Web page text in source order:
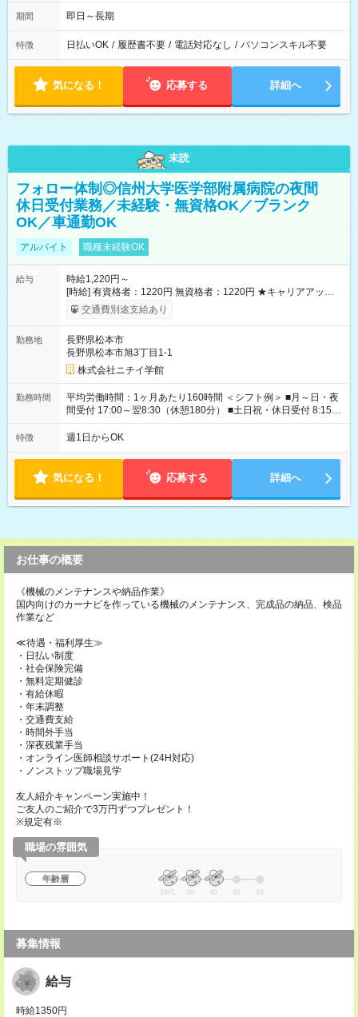
期間 即日～長期
特徴 日払いOK / 履歴書不要 / 電話対応なし / パソコンスキル不要
気になる！ 応募する 詳細へ
未読
フォロー体制◎信州大学医学部附属病院の夜間
休日受付業務／未経験・無資格OK／ブランク
OK／車通勤OK
アルバイト 職種未経験OK
給与
時給1,220円～
[時給] 有資格者：1220円 無資格者：1220円 ★キャリアアップ制
度あり 進級により給与がアップします！ 【試用期間】試用期間
あり 試用期間の長さ：3ヶ月 雇用形態、給与は本採用時と同じ
交通費別途支給あり
勤務地
長野県松本市
長野県松本市旭3丁目1-1
株式会社ニチイ学館
勤務時間
平均労働時間：1ヶ月あたり160時間 ＜シフト例＞ ■月～日・夜
間受付 17:00～翌8:30（休憩180分） ■土日祝・休日受付 8:15～
17:15（休憩60分） ※上記時間帯でのシフト制 ※夜間のみ、休
日のみ等、勤務日数ご相談ください 平均労働時間：1ヶ月あたり
180分） ■土日祝・休日受付 8:15～17:15（休憩60分） ※上記時
間帯でのシフト制 ※夜間のみ、休日のみ等、勤務日数ご相談く
ださい
特徴 週1日からOK
気になる！ 応募する 詳細へ
お仕事の概要
《機械のメンテナンスや納品作業》
国内向けのカーナビを作っている機械のメンテナンス、完成品の納品、検品
作業など
≪待遇・福利厚生≫
・日払い制度
・社会保険完備
・無料定期健診
・有給休暇
・年末調整
・交通費支給
・時間外手当
・深夜残業手当
・オンライン医師相談サポート(24H対応)
・ノンストップ職場見学
友人紹介キャンペーン実施中！
ご友人のご紹介で3万円ずつプレゼント！
※規定有※
職場の雰囲気
年齢層
20代 30 40 50 60
募集情報
給与
時給1350円